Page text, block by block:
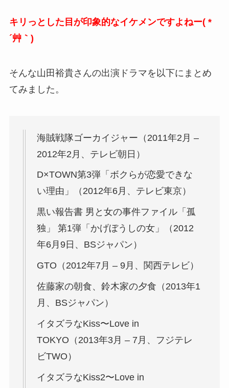
キリっとした目が印象的なイケメンですよねー( *
´艸｀)
そんな山田裕貴さんの出演ドラマを以下にまとめ
てみました。
海賊戦隊ゴーカイジャー（2011年2月 –
2012年2月、テレビ朝日）
D×TOWN第3弾「ボクらが恋愛できな
い理由」（2012年6月、テレビ東京）
黒い報告書 男と女の事件ファイル「孤
独」 第1弾「かげぼうしの女」（2012
年6月9日、BSジャパン）
GTO（2012年7月 – 9月、関西テレビ）
佐藤家の朝食、鈴木家の夕食（2013年1
月、BSジャパン）
イタズラなKiss〜Love in
TOKYO（2013年3月 – 7月、フジテレ
ビTWO）
イタズラなKiss2〜Love in